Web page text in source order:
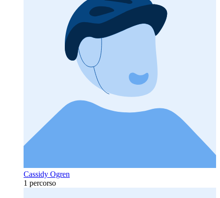
Cassidy Ogren
1 percorso